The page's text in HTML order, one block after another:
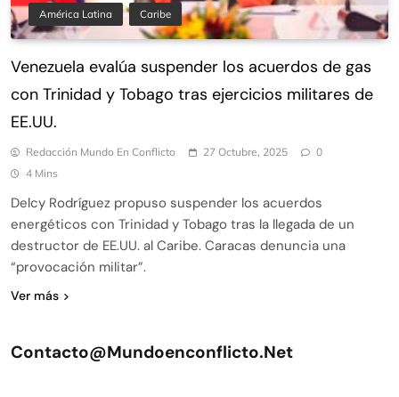
América Latina Caribe
Venezuela evalúa suspender los acuerdos de gas
con Trinidad y Tobago tras ejercicios militares de
EE.UU.
Redacción Mundo En Conflicto 27 Octubre, 2025
0
4 Mins
Delcy Rodríguez propuso suspender los acuerdos
energéticos con Trinidad y Tobago tras la llegada de un
destructor de EE.UU. al Caribe. Caracas denuncia una
“provocación militar”.
Ver más
Contacto@mundoenconflicto.net